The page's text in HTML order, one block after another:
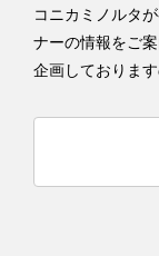
コニカミノルタ
ナーの情報をご
企画しておりま